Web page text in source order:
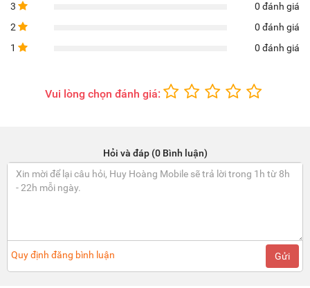
3
0 đánh giá
2
0 đánh giá
1
0 đánh giá
Vui lòng chọn đánh giá:
Hỏi và đáp (0 Bình luận)
Quy định đăng bình luận Gửi